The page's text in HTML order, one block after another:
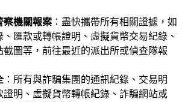
察機關報案 ：盡快攜帶所有相關證據，如
、匯款或轉帳證明、虛擬貨幣交易紀錄、
截圖等，前往最近的派出所或偵查隊報
：所有與詐騙集團的通訊紀錄、交易明
證明、虛擬貨幣轉帳紀錄、詐騙網站或